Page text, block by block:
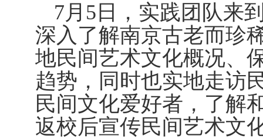
7月5日，实践团队来
深入了解南京古老而珍
地民间艺术文化概况、
趋势，同时也实地走访
民间文化爱好者，了解
返校后宣传民间艺术文